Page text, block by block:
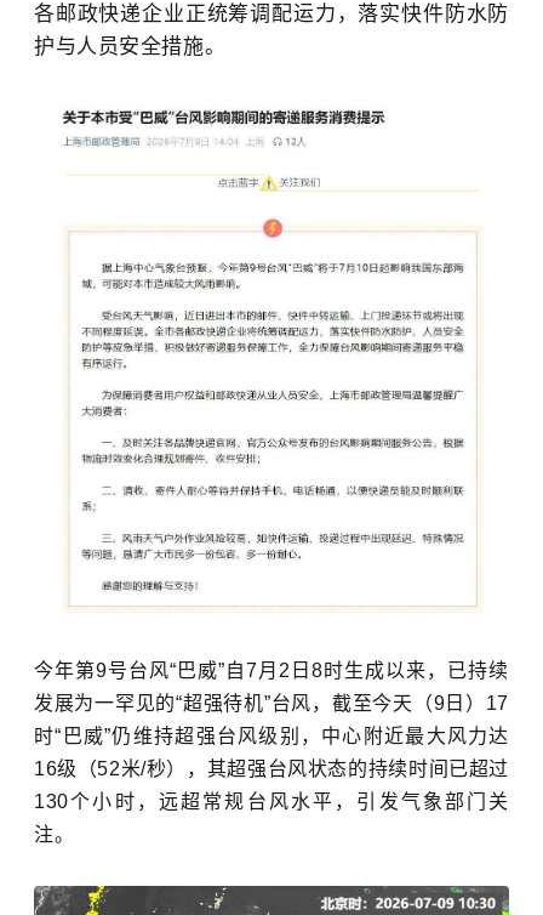
各邮政快递企业正统筹调配运力，落实快件防水防
护与人员安全措施。
今年第9号台风“巴威”自7月2日8时生成以来，已持续
发展为一罕见的“超强待机”台风，截至今天（9日）17
时“巴威”仍维持超强台风级别，中心附近最大风力达
16级（52米/秒），其超强台风状态的持续时间已超过
130个小时，远超常规台风水平，引发气象部门关
注。